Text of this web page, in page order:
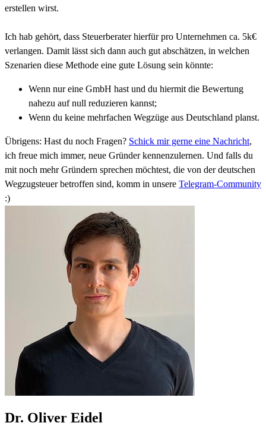
erstellen wirst.
Ich hab gehört, dass Steuerberater hierfür pro Unternehmen ca. 5k€
verlangen. Damit lässt sich dann auch gut abschätzen, in welchen
Szenarien diese Methode eine gute Lösung sein könnte:
Wenn nur eine GmbH hast und du hiermit die Bewertung
nahezu auf null reduzieren kannst;
Wenn du keine mehrfachen Wegzüge aus Deutschland planst.
Übrigens: Hast du noch Fragen? Schick mir gerne eine Nachricht,
ich freue mich immer, neue Gründer kennenzulernen. Und falls du
mit noch mehr Gründern sprechen möchtest, die von der deutschen
Wegzugsteuer betroffen sind, komm in unsere Telegram-Community
:)
Dr. Oliver Eidel